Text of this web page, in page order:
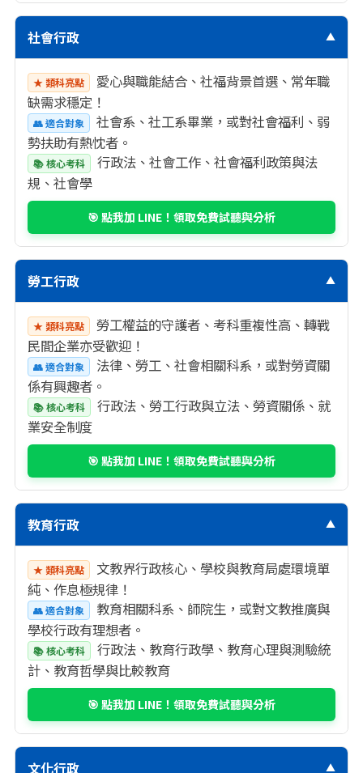
社會行政 ▼
★ 類科亮點
愛心與職能結合、社福背景首選、常年職
缺需求穩定！
👥 適合對象
社會系、社工系畢業，或對社會福利、弱
勢扶助有熱忱者。
📚 核心考科
行政法、社會工作、社會福利政策與法
規、社會學
🎯 點我加 LINE！領取免費試聽與分析
勞工行政 ▼
★ 類科亮點
勞工權益的守護者、考科重複性高、轉戰
民間企業亦受歡迎！
👥 適合對象
法律、勞工、社會相關科系，或對勞資關
係有興趣者。
📚 核心考科
行政法、勞工行政與立法、勞資關係、就
業安全制度
🎯 點我加 LINE！領取免費試聽與分析
教育行政 ▼
★ 類科亮點
文教界行政核心、學校與教育局處環境單
純、作息極規律！
👥 適合對象
教育相關科系、師院生，或對文教推廣與
學校行政有理想者。
📚 核心考科
行政法、教育行政學、教育心理與測驗統
計、教育哲學與比較教育
🎯 點我加 LINE！領取免費試聽與分析
文化行政 ▼